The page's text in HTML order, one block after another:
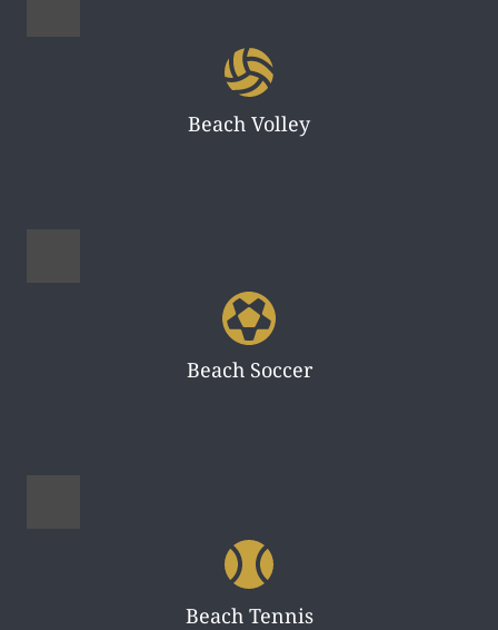
Beach Volley
Beach Soccer
Beach Tennis